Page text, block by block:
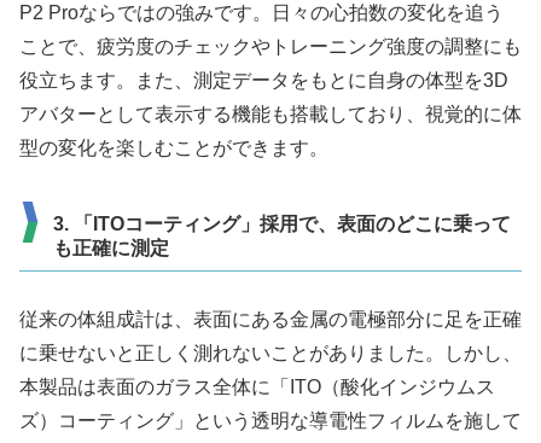
P2 Proならではの強みです。日々の心拍数の変化を追う
ことで、疲労度のチェックやトレーニング強度の調整にも
役立ちます。また、測定データをもとに自身の体型を3D
アバターとして表示する機能も搭載しており、視覚的に体
型の変化を楽しむことができます。
3. 「ITOコーティング」採用で、表面のどこに乗って
も正確に測定
従来の体組成計は、表面にある金属の電極部分に足を正確
に乗せないと正しく測れないことがありました。しかし、
本製品は表面のガラス全体に「ITO（酸化インジウムス
ズ）コーティング」という透明な導電性フィルムを施して